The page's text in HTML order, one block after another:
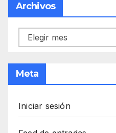
Archivos
Archivos
Meta
Iniciar sesión